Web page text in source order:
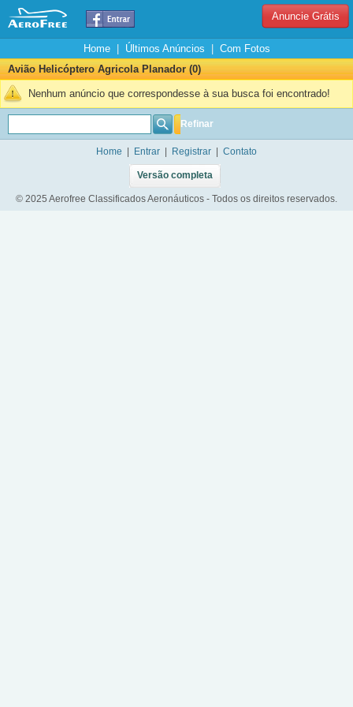
Anuncie Grátis
Home| Últimos Anúncios
Com Fotos
Avião Helicóptero Agricola Planador (0)
Nenhum anúncio que correspondesse à sua busca foi encontrado!
Refinar
Home Entrar Registrar Contato
Versão completa
© 2025 Aerofree Classificados Aeronáuticos - Todos os direitos reservados.